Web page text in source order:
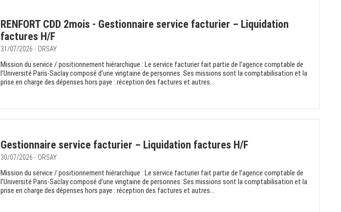
RENFORT CDD 2mois - Gestionnaire service facturier – Liquidation
factures H/F
31/07/2026 - ORSAY
Mission du service / positionnement hiérarchique : Le service facturier fait partie de l’agence comptable de
l’Université Paris-Saclay composé d’une vingtaine de personnes. Ses missions sont la comptabilisation et la
prise en charge des dépenses hors paye : réception des factures et autres...
Gestionnaire service facturier – Liquidation factures H/F
30/07/2026 - ORSAY
Mission du service / positionnement hiérarchique : Le service facturier fait partie de l’agence comptable de
l’Université Paris-Saclay composé d’une vingtaine de personnes. Ses missions sont la comptabilisation et la
prise en charge des dépenses hors paye : réception des factures et autres...